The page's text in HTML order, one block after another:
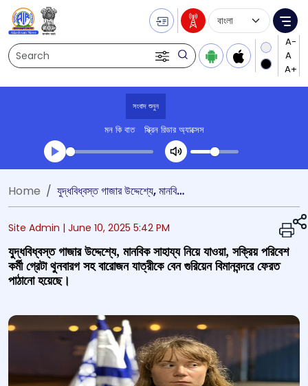
Search
Language
সংবাদ শুনুন
মন কি বাত স্ক্রিন রিডার অ্যাক্সেস
Transcript summary
প্লে করুন অডিও
Home যুদ্ধবিধ্বস্ত গাজার উদ্দেশ্যে, মানবিক সাহায্য নিয়ে যাওয়া, সক্রিয় পরিবেশ কর্মী গ্রেটা থুনবারগ সহ বারোজন যাত্রীকে বেন গুরিয়েন বিমানবন্দরে ফেরত পাঠানো হয়েছে।
Site Admin | June 10, 2025 5:42 PM
যুদ্ধবিধ্বস্ত গাজার উদ্দেশ্যে, মানবিক সাহায্য নিয়ে যাওয়া, সক্রিয় পরিবেশ
কর্মী গ্রেটা থুনবারগ সহ বারোজন যাত্রীকে বেন গুরিয়েন বিমানবন্দরে ফেরত
পাঠানো হয়েছে।